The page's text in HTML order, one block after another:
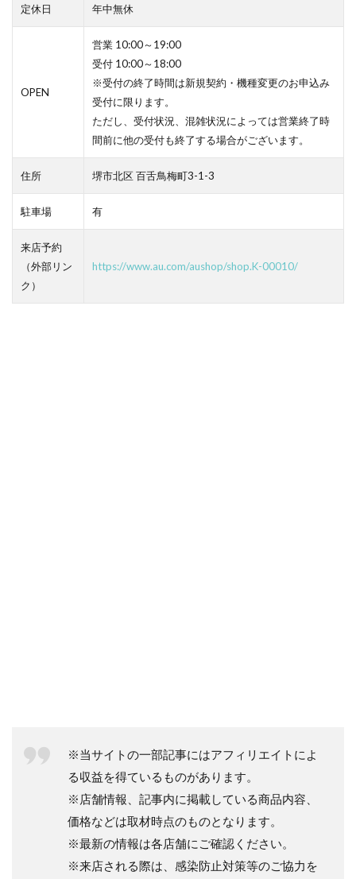
定休日 年中無休
OPEN
営業 10:00～19:00
受付 10:00～18:00
※受付の終了時間は新規契約・機種変更のお申込み
受付に限ります。
ただし、受付状況、混雑状況によっては営業終了時
間前に他の受付も終了する場合がございます。
住所 堺市北区 百舌鳥梅町3-1-3
駐車場 有
来店予約
（外部リン
ク）
https://www.au.com/aushop/shop.K-00010/
※当サイトの一部記事にはアフィリエイトによ
る収益を得ているものがあります。
※店舗情報、記事内に掲載している商品内容、
価格などは取材時点のものとなります。
※最新の情報は各店舗にご確認ください。
※来店される際は、感染防止対策等のご協力を